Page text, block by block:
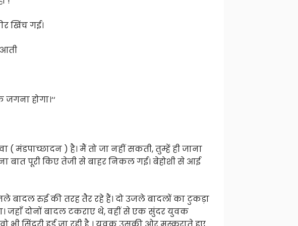
खिंच गई।
आती
होगा।‘‘
( मंडपाच्छादन ) है। मैं तो जा नहीं सकती, तुम्हें ही जाना
बात पूरी किए तेजी से बाहर निकल गई। बेहोशी से आई
रुई की तरह तैर रहे हैं। दो उजले बादलों का टुकड़ा
जहाँ दोनों बादल टकराए थे, वहीं से एक सुंदर युवक